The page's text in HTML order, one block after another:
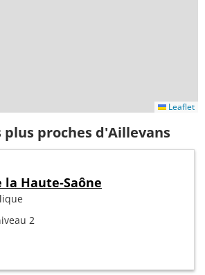
Leaflet
proches d'Aillevans
Haute-Saône
2